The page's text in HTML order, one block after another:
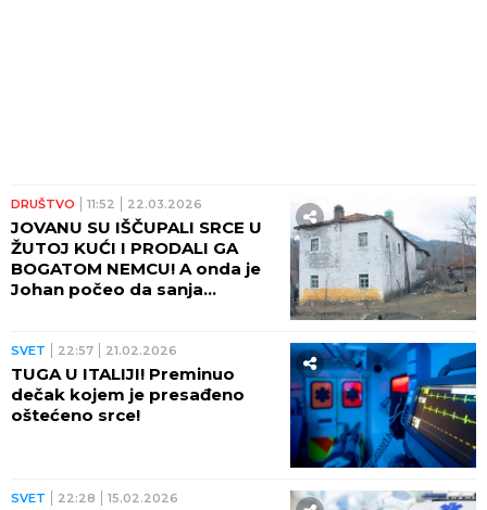
DRUŠTVO 11:52 22.03.2026
JOVANU SU IŠČUPALI SRCE U
ŽUTOJ KUĆI I PRODALI GA
BOGATOM NEMCU! A onda je
Johan počeo da sanja
NA KOSOVO I UČINIO VELIKO
DELO!
SVET 22:57 21.02.2026
TUGA U ITALIJI! Preminuo
dečak kojem je presađeno
oštećeno srce!
SVET 22:28 15.02.2026